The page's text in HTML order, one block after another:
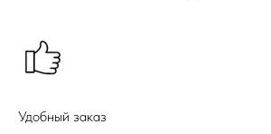
Удобный заказ